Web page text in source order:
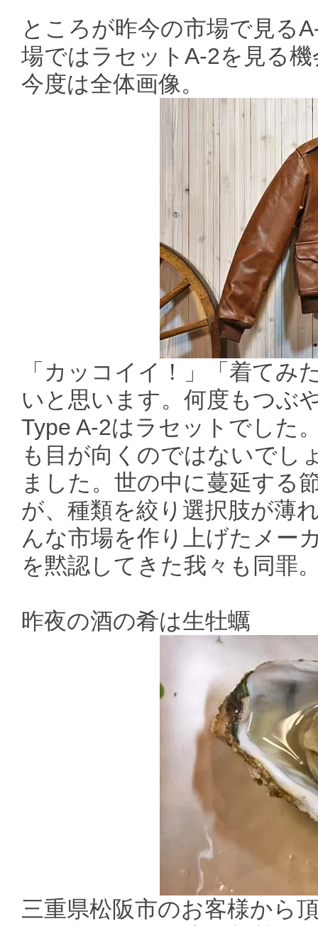
ところが昨今の市場で見る
場ではラセットA-2を見る
今度は全体画像。
「カッコイイ！」「着てみ
いと思います。何度もつぶ
Type A-2はラセットでした
も目が向くのではないでし
ました。世の中に蔓延する
が、種類を絞り選択肢が薄
んな市場を作り上げたメー
を黙認してきた我々も同罪
昨夜の酒の肴は生牡蠣
三重県松阪市のお客様から